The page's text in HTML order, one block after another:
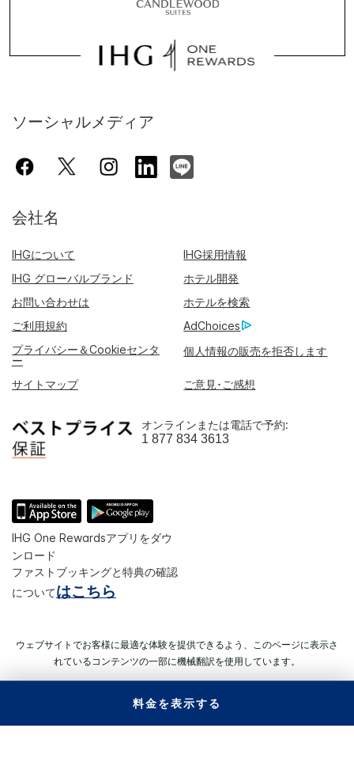
料金を表示する
ソーシャルメディア
会社名
IHGについて
IHG採用情報
IHG グローバルブランド
ホテル開発
お問い合わせは
ホテルを検索
ご利用規約
AdChoices
プライバシー＆Cookieセンタ
ー
個人情報の販売を拒否します
サイトマップ ご意見･ご感想
オンラインまたは電話で予約:
1 877 834 3613
IHG One Rewardsアプリをダウ
ンロード
ファストブッキングと特典の確認
についてはこちら
ウェブサイトでお客様に最適な体験を提供できるよう、このページに表示さ
れているコンテンツの一部に機械翻訳を使用しています。